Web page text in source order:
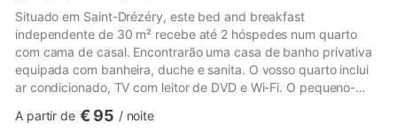
Situado em Saint-Drézéry, este bed and breakfast
independente de 30 m² recebe até 2 hóspedes num quarto
com cama de casal. Encontrarão uma casa de banho privativa
equipada com banheira, duche e sanita. O vosso quarto inclui
ar condicionado, TV com leitor de DVD e Wi-Fi. O pequeno-
desfrutem da vossa piscina privada e relaxem no amplo terraço
A partir de € 95 / noite